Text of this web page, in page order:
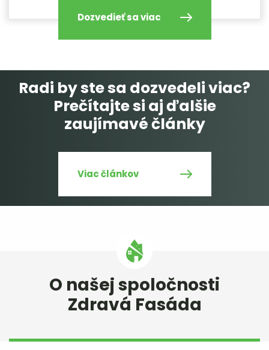
Dozvedieť sa viac
Radi by ste sa dozvedeli viac?
Prečítajte si aj ďalšie
zaujímavé články
Viac článkov
O našej spoločnosti
Zdravá Fasáda